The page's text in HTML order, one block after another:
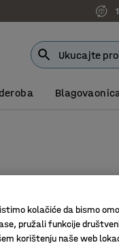
kolačiće da bismo
pružali funkcije
korištenju naše web